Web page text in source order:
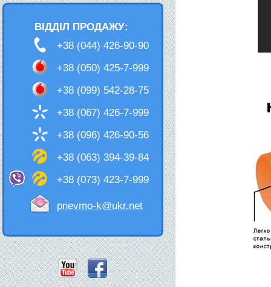
ВІДДІЛ ПРОДАЖУ:
+38 (044) 426-90-90
+38 (050) 425-7-999
+38 (099) 542-28-75
+38 (067) 426-7-999
+38 (096) 426-90-56
+38 (063) 394-39-84
+38 (073) 423-7-999
pnevmo-k@ukr.net